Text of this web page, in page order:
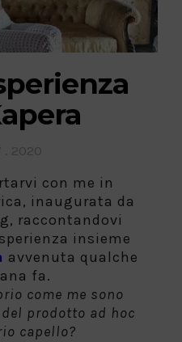
con me in
inaugurata da
raccontandovi
insieme
avvenuta qualche
fa.
come me sono
prodotto ad hoc
capello?